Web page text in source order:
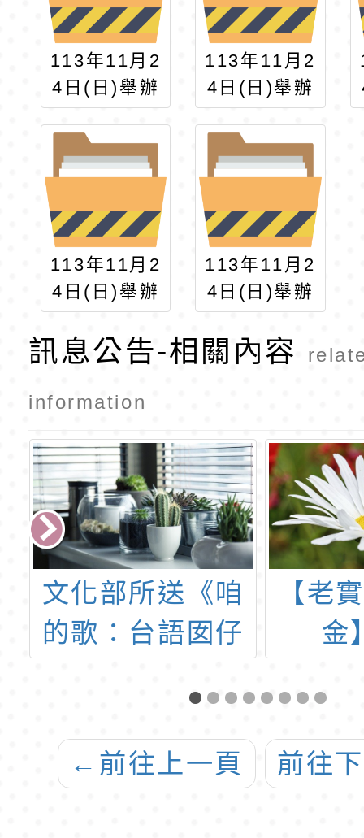
113年11月2
4日(日)舉辦
「第60屆全
國奧林匹克
數學團體競
113年11月2
4日(日)舉辦
「第60屆全
國奧林匹克
數學團體競
113年11月2
4日(日)舉辦
「第60屆全
國奧林匹克
數學團體競
賽」2
113年11月2
4日(日)舉辦
「第60屆全
國奧林匹克
數學團體競
訊息公告-相關內容
information
文化部所送《咱
的歌：台語囡仔
明內容，請協助
轉知轄下學校、
親子館、幼兒
【老
金
← 前往上一頁 前往